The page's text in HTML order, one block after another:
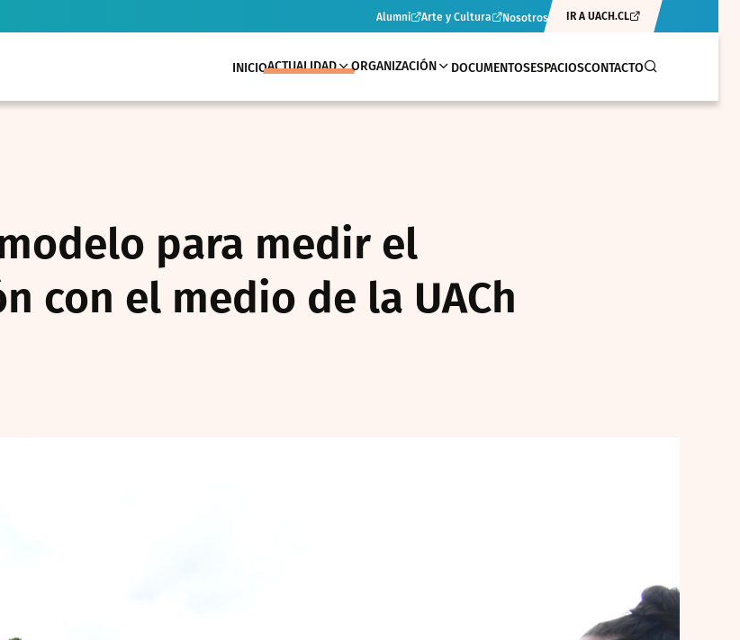
Alumni Arte y Cultura Nosotros IR A UACH.CL
INICIOACTUALIDAD ORGANIZACIÓN DOCUMENTOSESPACIOSCONTACTO
para medir el
con el medio de la UACh